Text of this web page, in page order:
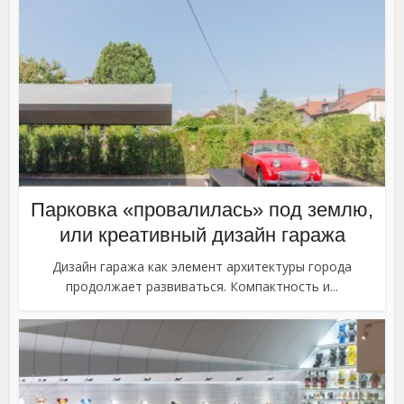
Парковка «провалилась» под землю,
или креативный дизайн гаража
Дизайн гаража как элемент архитектуры города
продолжает развиваться. Компактность и...